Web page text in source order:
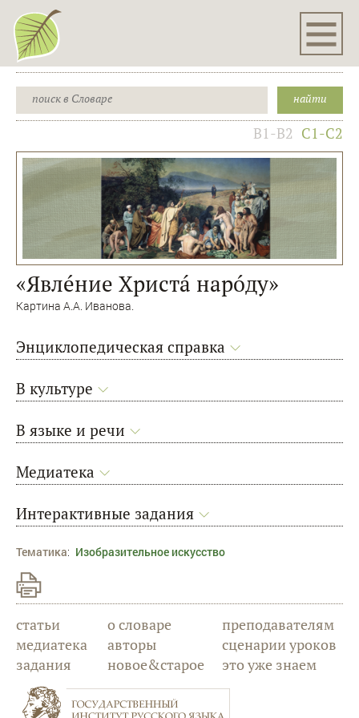
B1-B2 C1-C2
«Явлéние Христá нарóду»
Картина А.А. Иванова.
Энциклопедическая справка
В культуре
В языке и речи
Медиатека
Интерактивные задания
Тематика: Изобразительное искусство
статьи
медиатека
задания
о словаре
авторы
новое&старое
преподавателям
сценарии уроков
это уже знаем